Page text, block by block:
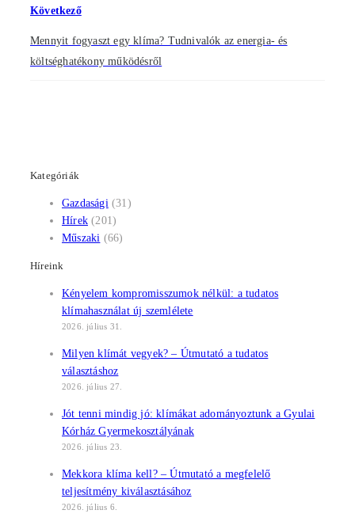
Következő
Mennyit fogyaszt egy klíma? Tudnivalók az energia- és
költséghatékony működésről
Kategóriák
Gazdasági(31)
Hírek (201)
Műszaki (66)
Híreink
Kényelem kompromisszumok nélkül: a tudatos
klímahasználat új szemlélete
2026. július 31.
Milyen klímát vegyek? – Útmutató a tudatos
választáshoz
2026. július 27.
Jót tenni mindig jó: klímákat adományoztunk a Gyulai
Kórház Gyermekosztályának
2026. július 23.
Mekkora klíma kell? – Útmutató a megfelelő
teljesítmény kiválasztásához
2026. július 6.